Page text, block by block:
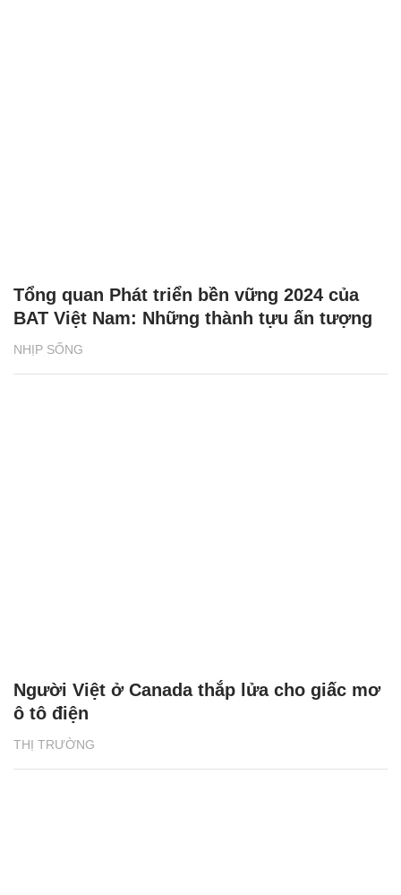
NHỊP SỐNG
Tổng quan Phát triển bền vững 2024 của
BAT Việt Nam: Những thành tựu ấn tượng
THỊ TRƯỜNG
Người Việt ở Canada thắp lửa cho giấc mơ
ô tô điện